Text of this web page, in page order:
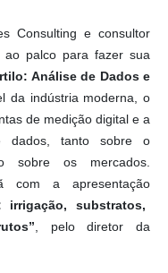
Consulting e consultor
ao palco para fazer sua
Análise de Dados e
da indústria moderna, o
de medição digital e a
dados, tanto sobre o
sobre os mercados.
com a apresentação
substratos,
, pelo diretor da